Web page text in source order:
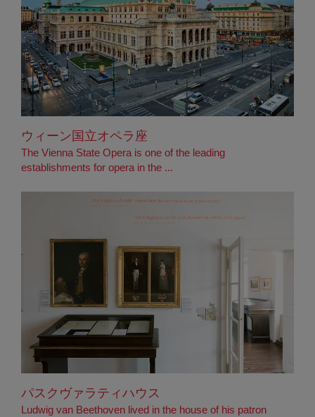
ウィーン国立オペラ座
The Vienna State Opera is one of the leading
establishments for opera in the ...
パスクヴァラティハウス
Ludwig van Beethoven lived in the house of his patron